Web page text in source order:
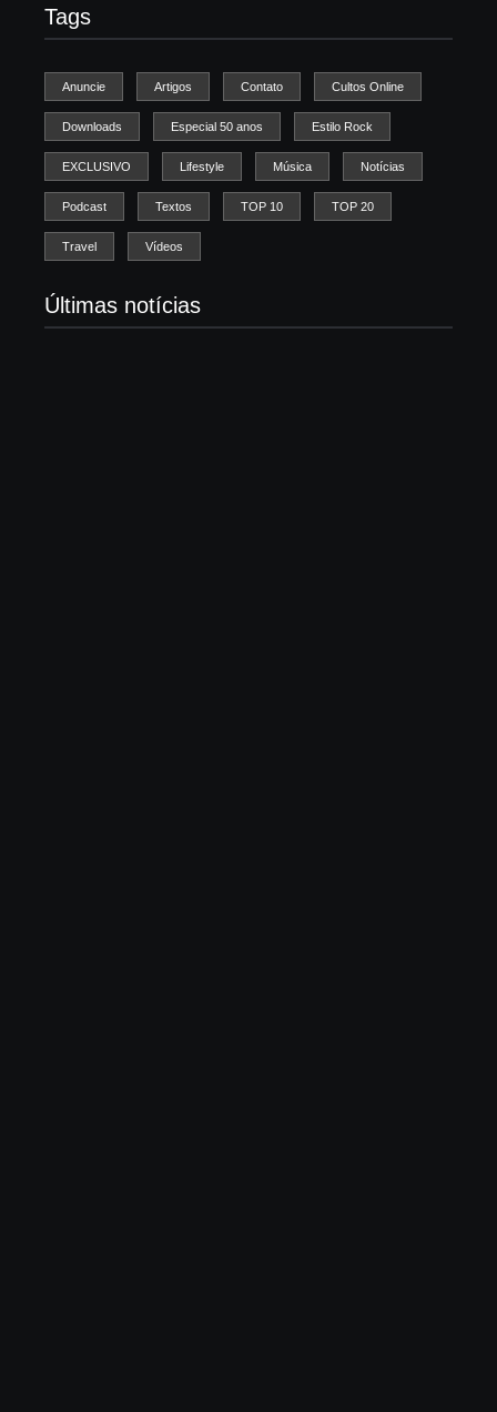
Tags
Anuncie Artigos Contato Cultos Online
Downloads Especial 50 anos Estilo Rock
EXCLUSIVO Lifestyle Música Notícias
Podcast Textos TOP 10 TOP 20
Travel Vídeos
Últimas notícias